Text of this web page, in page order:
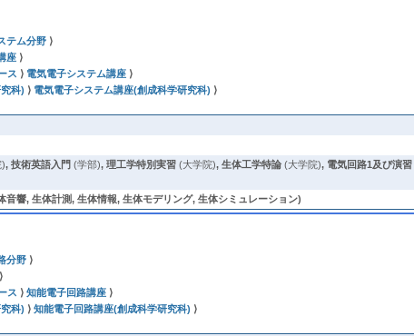
テム分野 ⟩
座 ⟩
ス ⟩ 電気電子システム講座 ⟩
科) ⟩ 電気電子システム講座(創成科学研究科) ⟩
),技術英語入門 (学部),理工学特別実習 (大学院),生体工学特論 (大学院), 電気回路1及び演習
響, 生体計測, 生体情報, 生体モデリング, 生体シミュレーション)
分野 ⟩
⟩
ス ⟩知能電子回路講座 ⟩
科) ⟩知能電子回路講座(創成科学研究科) ⟩